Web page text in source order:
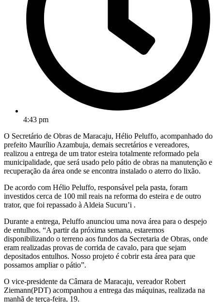
4:43 pm
O Secretário de Obras de Maracaju, Hélio Peluffo, acompanhado do
prefeito Maurílio Azambuja, demais secretários e vereadores,
realizou a entrega de um trator esteira totalmente reformado pela
municipalidade, que será usado pelo pátio de obras na manutenção e
recuperação da área onde se encontra instalado o aterro do lixão.
De acordo com Hélio Peluffo, responsável pela pasta, foram
investidos cerca de 100 mil reais na reforma do esteira e de outro
trator, que foi repassado à Aldeia Sucuru’i .
Durante a entrega, Peluffo anunciou uma nova área para o despejo
de entulhos. “A partir da próxima semana, estaremos
disponibilizando o terreno aos fundos da Secretaria de Obras, onde
eram realizadas provas de corrida de cavalo, para que sejam
depositados entulhos. Nosso projeto é cobrir esta área para que
possamos ampliar o pátio”.
O vice-presidente da Câmara de Maracaju, vereador Robert
Ziemann(PDT) acompanhou a entrega das máquinas, realizada na
manhã de terça-feira, 19.